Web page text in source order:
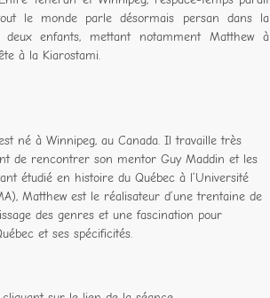
le monde parle désormais persan dans la
deux enfants, mettant notamment Matthew à
à la Kiarostami.
né à Winnipeg, au Canada. Il travaille très
de rencontrer son mentor Guy Maddin et les
étudié en histoire du Québec à l’Université
Matthew est le réalisateur d’une trentaine de
des genres et une fascination pour
et ses spécificités.